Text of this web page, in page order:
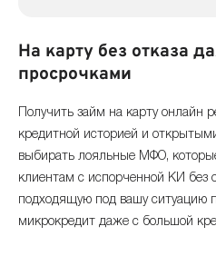
На карту без отказа
просрочками
Получить займ на карту онлайн
кредитной историей и
выбирать лояльные МФО,
клиентам с испорченной КИ без
подходящую под вашу ситуацию
микрокредит даже с большой